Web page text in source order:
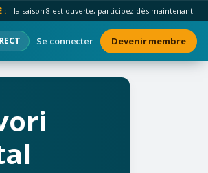
: la saison 8 est ouverte, participez dès maintenant !
Se connecter Devenir membre